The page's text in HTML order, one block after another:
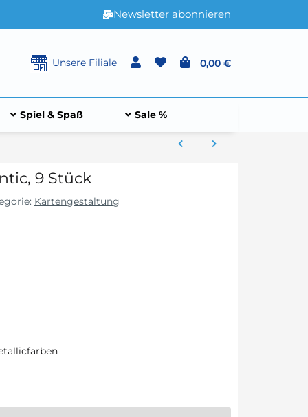
Newsletter abonnieren
Unsere Filiale 0,00 €
Spiel & Spaß Sale %
9 Stück
Kartengestaltung